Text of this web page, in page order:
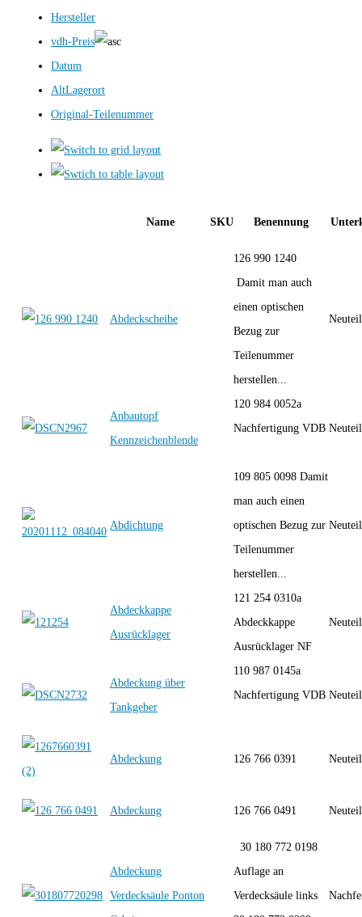
Hersteller
vdh-Preis
Datum
AltLagerort
Original-Teilenummer
Name SKU Benennung
Abdeckscheibe
126 990 1240
Damit man auch
einen optischen
Bezug zur
Teilenummer
herstellen...
Anbautopf
Kennzeichenblende
120 984 0052a
Nachfertigung VDB
Abdichtung
109 805 0098 Damit
man auch einen
optischen Bezug zur
Teilenummer
herstellen...
Abdeckkappe
Ausrücklager
121 254 0310a
Abdeckkappe
Ausrücklager NF
Abdeckung über
Tankgeber
110 987 0145a
Nachfertigung VDB
Abdeckung 126 766 0391
Abdeckung 126 766 0491
Abdeckung
Verdecksäule Ponton
30 180 772 0198
Auflage an
Verdecksäule links